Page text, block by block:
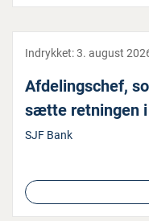
Indrykket:3. august
Af­de­lings­chef,
sætte retningen i
SJF Bank